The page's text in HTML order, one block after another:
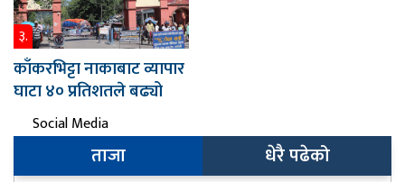
३.
काँकरभिट्टा नाकाबाट व्यापार
घाटा ४० प्रतिशतले बढ्यो
Social Media
ताजा
धेरै पढेको